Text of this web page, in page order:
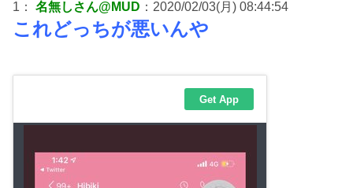
1： 名無しさん@MUD ：2020/02/03(月) 08:44:54
これどっちが悪いんや